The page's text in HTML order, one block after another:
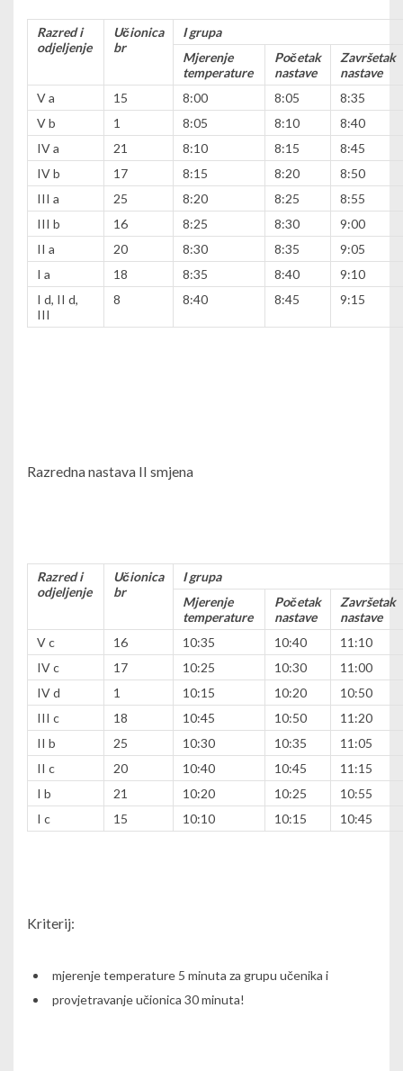
Razred i
odjeljenje
Učionica
br
I grupa
Mjerenje
temperature
Početak
nastave
Završetak
nastave
V a
15 8:00 8:05
8:35
V b
1 8:05 8:10
8:40
IV a
21 8:10 8:15
8:45
IV b
17 8:15 8:20
8:50
III a
25 8:20 8:25
8:55
III b
16 8:25 8:30
9:00
II a
20 8:30 8:35
9:05
I a
18 8:35 8:40
9:10
I d, II d,
III
8 8:40 8:45 9:15
Razredna nastava II smjena
Razred i
odjeljenje
Učionica
br
I grupa
Mjerenje
temperature
Početak
nastave
Završetak
nastave
V c
16 10:35 10:40
11:10
IVc 17 10:25 10:30
11:00
IVd 1 10:15 10:20
10:50
III c
18 10:45 10:50
11:20
II b
25 10:30 10:35
11:05
II c
20 10:40 10:45
11:15
I b
21 10:20 10:25
10:55
I c 15 10:10 10:15 10:45
Kriterij:
mjerenje temperature 5 minuta za grupu učenika i
provjetravanje učionica 30 minuta!